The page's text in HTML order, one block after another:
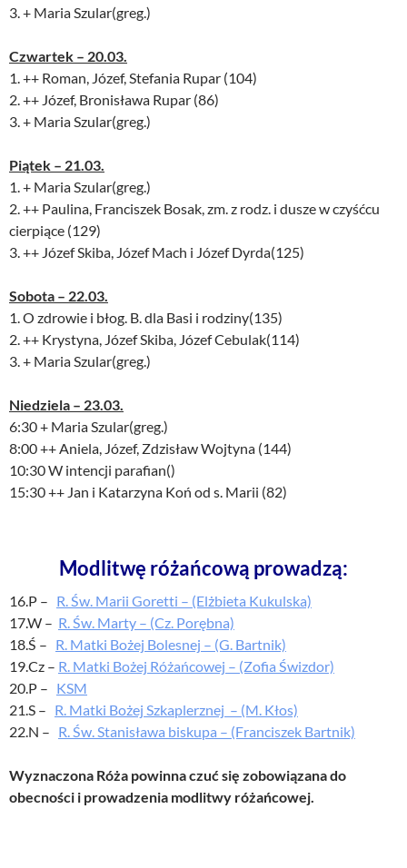
3. + Maria Szular(greg.)
Czwartek – 20.03.
1. ++ Roman, Józef, Stefania Rupar (104)
2. ++ Józef, Bronisława Rupar (86)
3. + Maria Szular(greg.)
Piątek – 21.03.
1. + Maria Szular(greg.)
2. ++ Paulina, Franciszek Bosak, zm. z rodz. i dusze w czyśćcu
cierpiące (129)
3. ++ Józef Skiba, Józef Mach i Józef Dyrda(125)
Sobota – 22.03.
1. O zdrowie i błog. B. dla Basi i rodziny(135)
2. ++ Krystyna, Józef Skiba, Józef Cebulak(114)
3. + Maria Szular(greg.)
Niedziela – 23.03.
6:30 + Maria Szular(greg.)
8:00 ++ Aniela, Józef, Zdzisław Wojtyna (144)
10:30 W intencji parafian()
15:30 ++ Jan i Katarzyna Koń od s. Marii (82)
Modlitwę różańcową prowadzą:
16.P – R. Św. Marii Goretti – (Elżbieta Kukulska)
17.W – R. Św. Marty – (Cz. Porębna)
18.Ś – R. Matki Bożej Bolesnej – (G. Bartnik)
19.Cz – R. Matki Bożej Różańcowej – (Zofia Świzdor)
20.P – KSM
21.S – R. Matki Bożej Szkaplerznej – (M. Kłos)
22.N – R. Św. Stanisława biskupa – (Franciszek Bartnik)
Wyznaczona Róża powinna czuć się zobowiązana do
obecności i prowadzenia modlitwy różańcowej.